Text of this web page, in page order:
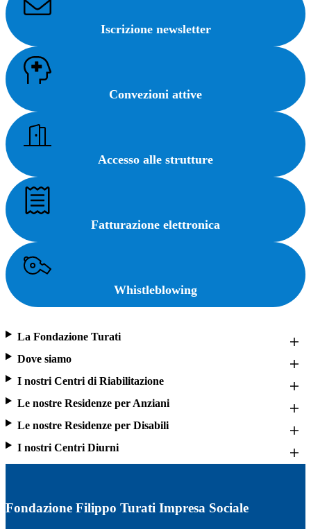
Iscrizione newsletter
Convezioni attive
Accesso alle strutture
Fatturazione elettronica
Whistleblowing
La Fondazione Turati
Dove siamo
I nostri Centri di Riabilitazione
Le nostre Residenze per Anziani
Le nostre Residenze per Disabili
I nostri Centri Diurni
Fondazione Filippo Turati Impresa Sociale